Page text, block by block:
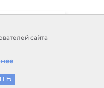
сайта